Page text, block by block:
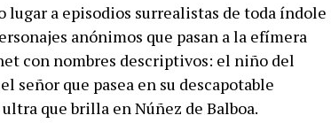
lugar a episodios surrealistas de toda índole
anónimos que pasan a la efímera
con nombres descriptivos: el niño del
señor que pasea en su descapotable
que brilla en Núñez de Balboa.